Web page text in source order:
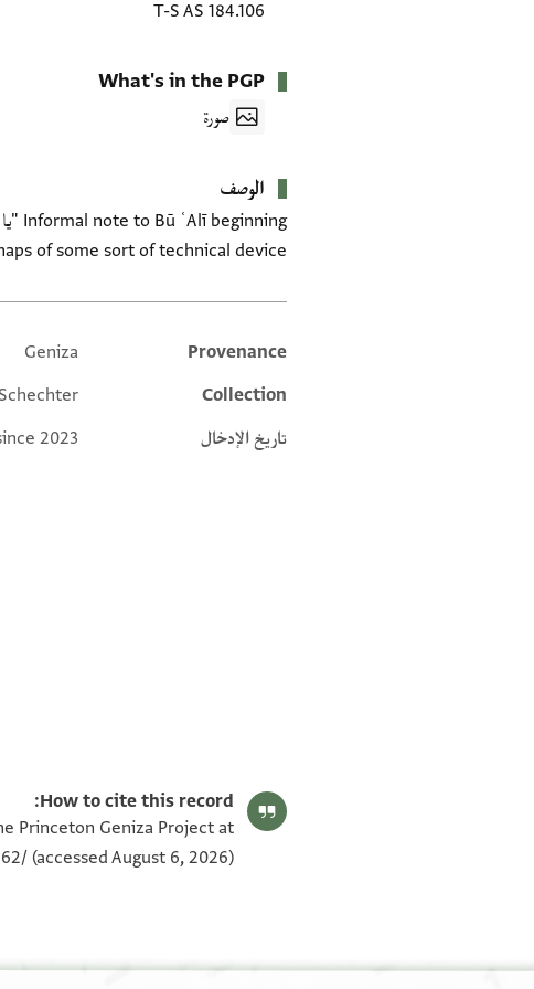
T-S AS 184.106
What's in the PGP
صورة
الوصف
of some sort of technical device.
Additional metadata
Provenance
Geniza
Collection
تاريخ الإدخال
2023
How to cite this record:
Princeton Geniza Project at
(accessed August 6, 2026).